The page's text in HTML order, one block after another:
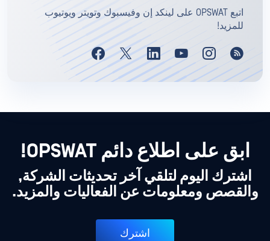
اتبع OPSWAT على لينكد إن وفيسبوك وتويتر ويوتيوب
للمزيد!
ابق على اطلاع دائم OPSWAT!
اشترك اليوم لتلقي آخر تحديثات الشركة,
والقصص ومعلومات عن الفعاليات والمزيد.
اشترك